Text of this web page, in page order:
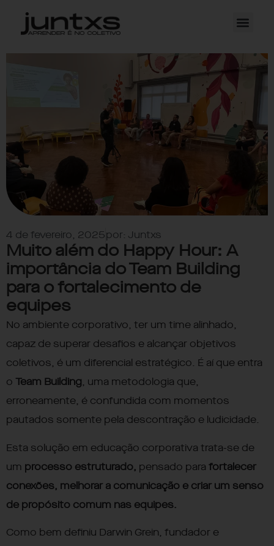
4 de fevereiro, 2025por: Juntxs
Muito além do Happy Hour: A
importância do Team Building
para o fortalecimento de
equipes
No ambiente corporativo, ter um time alinhado,
capaz de superar desafios e alcançar objetivos
coletivos, é um diferencial estratégico. É aí que entra
o Team Building, uma metodologia que,
erroneamente, é confundida com momentos
pautados somente pela descontração e ludicidade.
Esta solução em educação corporativa trata-se de
um processo estruturado, pensado para fortalecer
conexões, melhorar a comunicação e criar um senso
de propósito comum nas equipes.
Como bem definiu Darwin Grein , fundador e